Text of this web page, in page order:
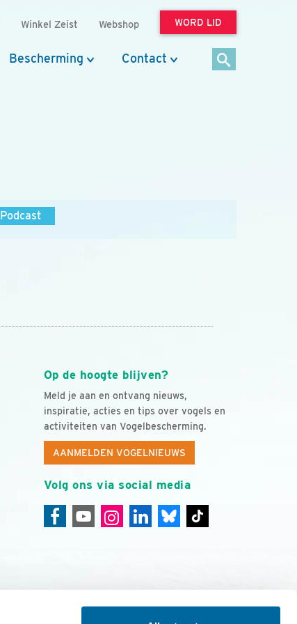
Winkel Zeist Webshop WORD LID
Bescherming Contact
Podcast
Op de hoogte blijven?
Meld je aan en ontvang nieuws,
inspiratie, acties en tips over vogels en
activiteiten van Vogelbescherming.
AANMELDEN VOGELNIEUWS
Volg ons via social media